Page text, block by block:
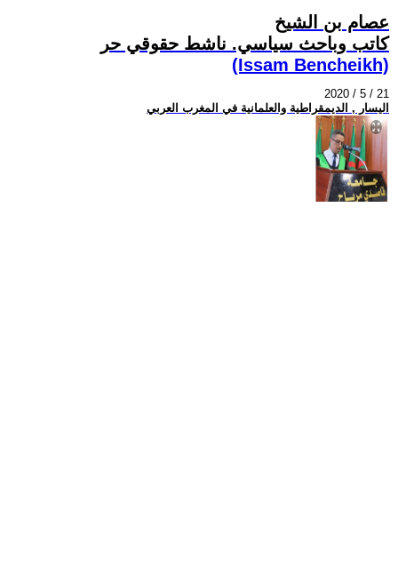
عصام بن الشيخ
كاتب وباحث سياسي. ناشط حقوقي حر
(Issam Bencheikh)
2020 / 5 / 21
اليسار , الديمقراطية والعلمانية في المغرب العربي